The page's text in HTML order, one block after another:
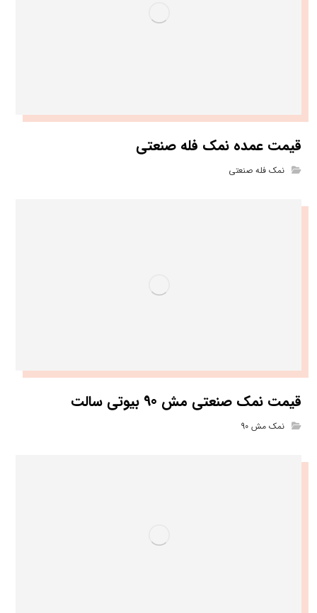
قیمت عمده نمک فله صنعتی
نمک فله صنعتی
قیمت نمک صنعتی مش 90 بیوتی سالت
نمک مش 90